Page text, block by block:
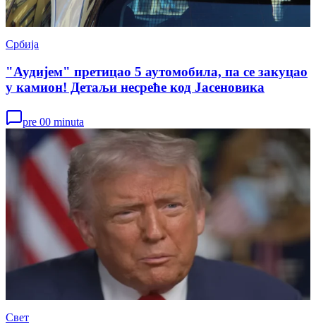
Србија
"Аудијем" претицао 5 аутомобила, па се закуцао
у камион! Детаљи несреће код Јасеновика
pre 00 minuta
Свет